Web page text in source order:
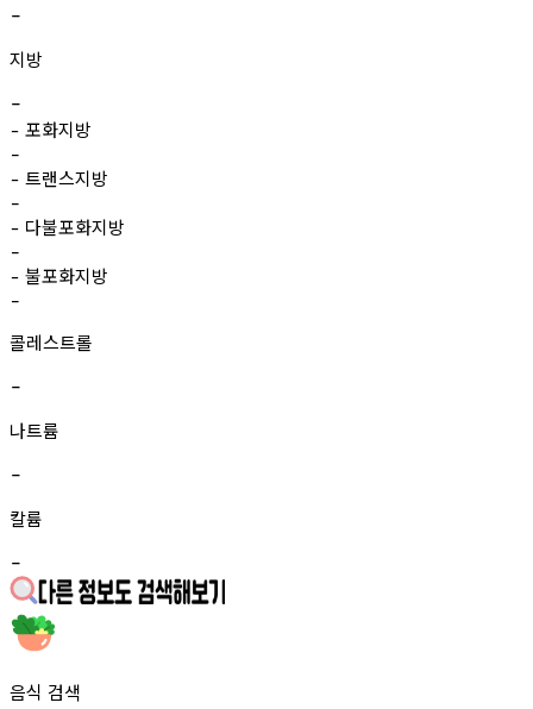
-
지방
-
- 포화지방
-
- 트랜스지방
-
- 다불포화지방
-
- 불포화지방
-
콜레스트롤
-
나트륨
-
칼륨
-
음식 검색